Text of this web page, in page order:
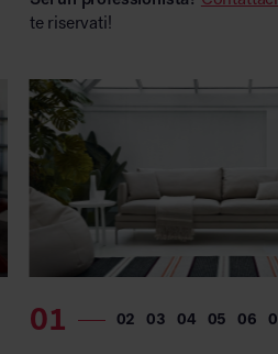
MillerKnoll
te riservati!